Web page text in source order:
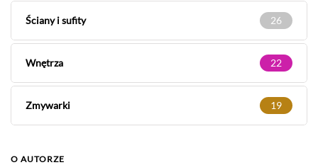
Ściany i sufity 26
Wnętrza 22
Zmywarki 19
O AUTORZE